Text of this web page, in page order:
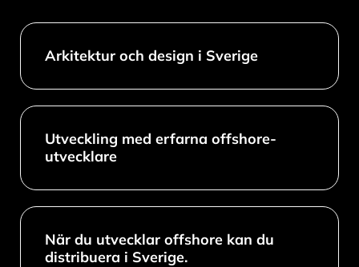
Arkitektur och design i Sverige​
Utveckling med erfarna offshore-
utvecklare
När du utvecklar offshore kan du
distribuera i Sverige.